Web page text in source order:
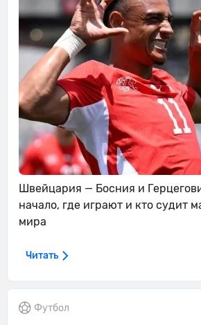
Швейцария — Босния и
начало, где играют и кто судит
мира
Читать
Футбол